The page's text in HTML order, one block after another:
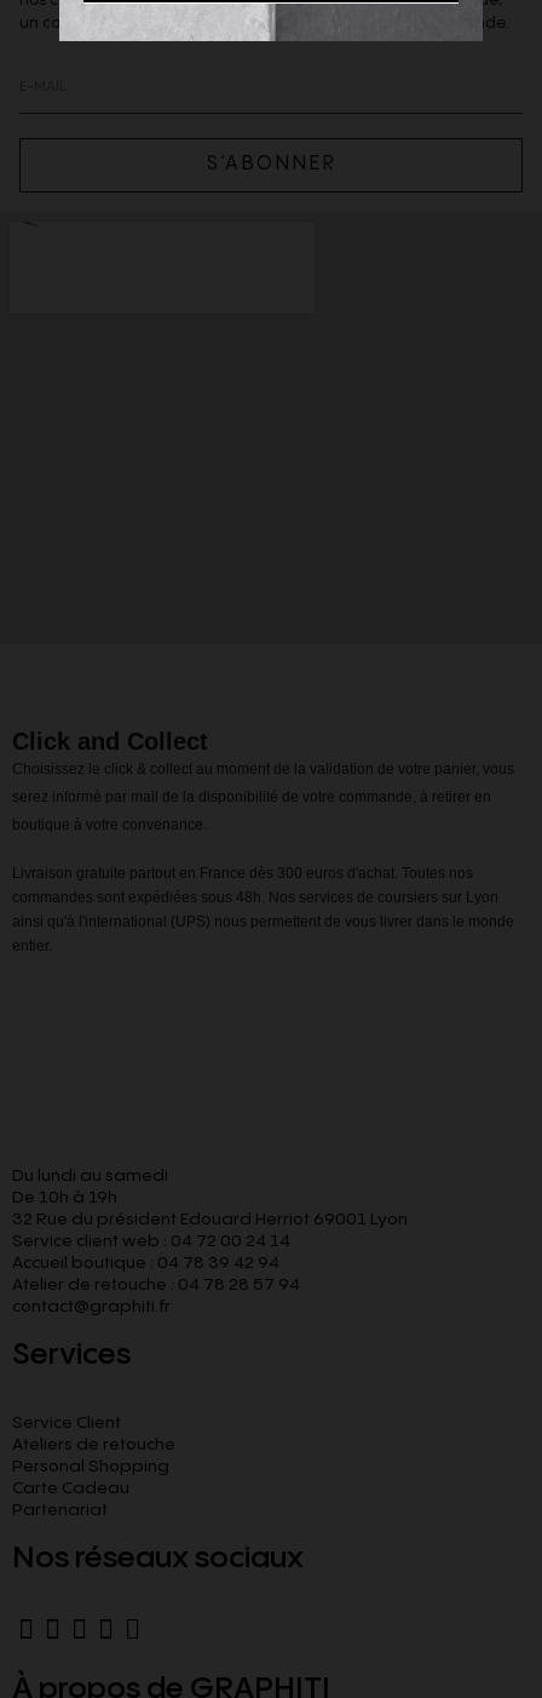
un code de reduction de 10% à valoir sur votre 1ere commande.
S’ABONNER
Click and Collect
Choisissez le click & collect au moment de la validation de votre panier, vous
serez informé par mail de la disponibilité de votre commande, à retirer en
boutique à votre convenance.
Livraison gratuite partout en France dès 300 euros d'achat. Toutes nos
commandes sont expédiées sous 48h. Nos services de coursiers sur Lyon
ainsi qu'à l'international (UPS) nous permettent de vous livrer dans le monde
entier.
Du lundi au samedi
De 10h à 19h
32 Rue du président Edouard Herriot 69001 Lyon
Service client web : 04 72 00 24 14
Accueil boutique : 04 78 39 42 94
Atelier de retouche : 04 78 28 57 94
contact@graphiti.fr
Services
Service Client
Ateliers de retouche
Personal Shopping
Carte Cadeau
Partenariat
Nos réseaux sociaux
À propos de GRAPHITI